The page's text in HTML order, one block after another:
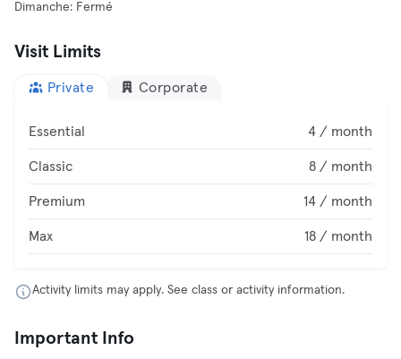
Dimanche: Fermé
Visit Limits
Private Corporate
Essential 4 / month
Classic 8 / month
Premium 14 / month
Max 18 / month
Activity limits may apply. See class or activity information.
Important Info